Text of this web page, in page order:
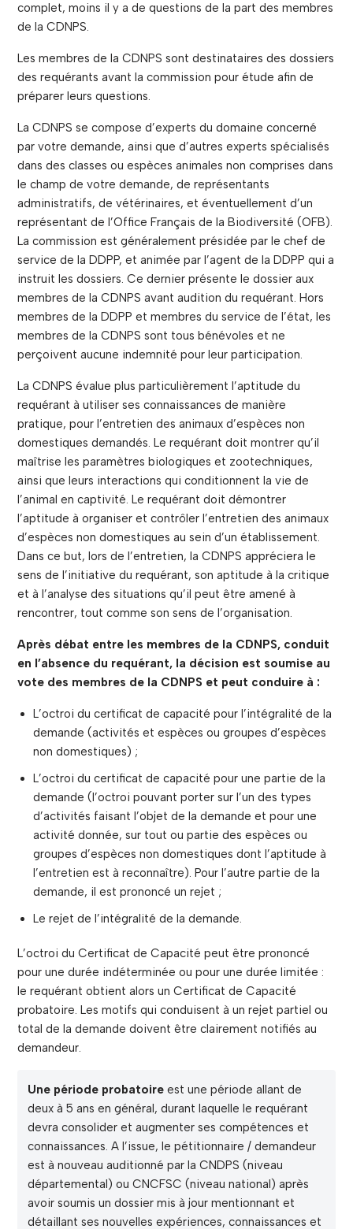
complet, moins il y a de questions de la part des membres
de la CDNPS.
Les membres de la CDNPS sont destinataires des dossiers
des requérants avant la commission pour étude afin de
préparer leurs questions.
La CDNPS se compose d’experts du domaine concerné
par votre demande, ainsi que d’autres experts spécialisés
dans des classes ou espèces animales non comprises dans
le champ de votre demande, de représentants
administratifs, de vétérinaires, et éventuellement d’un
représentant de l’Office Français de la Biodiversité (OFB).
La commission est généralement présidée par le chef de
service de la DDPP, et animée par l’agent de la DDPP qui a
instruit les dossiers. Ce dernier présente le dossier aux
membres de la CDNPS avant audition du requérant. Hors
membres de la DDPP et membres du service de l’état, les
membres de la CDNPS sont tous bénévoles et ne
perçoivent aucune indemnité pour leur participation.
La CDNPS évalue plus particulièrement l’aptitude du
requérant à utiliser ses connaissances de manière
pratique, pour l’entretien des animaux d’espèces non
domestiques demandés. Le requérant doit montrer qu’il
maîtrise les paramètres biologiques et zootechniques,
ainsi que leurs interactions qui conditionnent la vie de
l’animal en captivité. Le requérant doit démontrer
l’aptitude à organiser et contrôler l’entretien des animaux
d’espèces non domestiques au sein d’un établissement.
Dans ce but, lors de l’entretien, la CDNPS appréciera le
sens de l’initiative du requérant, son aptitude à la critique
et à l’analyse des situations qu’il peut être amené à
rencontrer, tout comme son sens de l’organisation.
Après débat entre les membres de la CDNPS, conduit
en l’absence du requérant, la décision est soumise au
vote des membres de la CDNPS et peut conduire à :
L’octroi du certificat de capacité pour l’intégralité de la
demande (activités et espèces ou groupes d’espèces
non domestiques) ;
L’octroi du certificat de capacité pour une partie de la
demande (l’octroi pouvant porter sur l’un des types
d’activités faisant l’objet de la demande et pour une
activité donnée, sur tout ou partie des espèces ou
groupes d’espèces non domestiques dont l’aptitude à
l’entretien est à reconnaître). Pour l’autre partie de la
demande, il est prononcé un rejet ;
Le rejet de l’intégralité de la demande.
L’octroi du Certificat de Capacité peut être prononcé
pour une durée indéterminée ou pour une durée limitée :
le requérant obtient alors un Certificat de Capacité
probatoire. Les motifs qui conduisent à un rejet partiel ou
total de la demande doivent être clairement notifiés au
demandeur.
Une période probatoireest une période allant de
deux à 5 ans en général, durant laquelle le requérant
devra consolider et augmenter ses compétences et
connaissances. A l’issue, le pétitionnaire / demandeur
est à nouveau auditionné par la CNDPS (niveau
départemental) ou CNCFSC (niveau national) après
avoir soumis un dossier mis à jour mentionnant et
détaillant ses nouvelles expériences, connaissances et